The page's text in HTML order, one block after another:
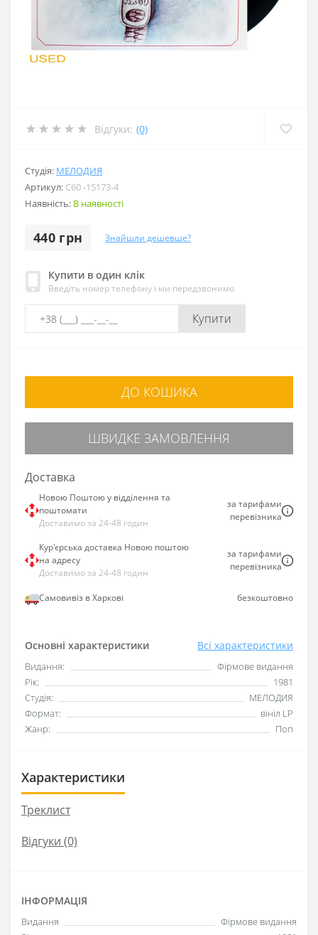
Відгуки: (0)
Студія: МЕЛОДИЯ
Артикул: C60 -15173-4
Наявність: В наявності
440 грн Знайшли дешевше?
Купити в один клік
Введіть номер телефону і ми передзвонимо
Купити
Основні характеристики Всі характеристики
Видання:
Фірмове видання
Рік:
1981
Студія:
МЕЛОДИЯ
Формат:
вініл LP
Жанр:
Поп
ДО КОШИКА
ШВИДКЕ ЗАМОВЛЕННЯ
Доставка
Новою Поштою у відділення та
поштомати
Доставимо за 24-48 годин
за тарифами
перевізника
Кур'єрська доставка Новою поштою
на адресу
Доставимо за 24-48 годин
за тарифами
перевізника
Самовивіз в Харкові безкоштовно
Характеристики
Треклист
Відгуки (0)
ІНФОРМАЦІЯ
Видання
Фірмове видання